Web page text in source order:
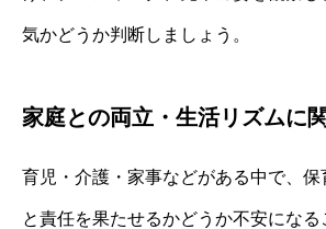
気かどうか判断しましょう。
家庭との両立・生活リズムに
育児・介護・家事などがある中で、保
と責任を果たせるかどうか不安になる